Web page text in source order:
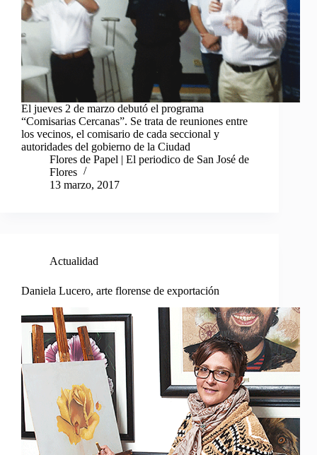
El jueves 2 de marzo debutó el programa
“Comisarias Cercanas”. Se trata de reuniones entre
los vecinos, el comisario de cada seccional y
autoridades del gobierno de la Ciudad
Flores de Papel | El periodico de San José de
Flores
13 marzo, 2017
Actualidad
Daniela Lucero, arte florense de exportación